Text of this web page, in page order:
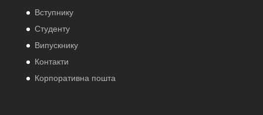
Вступнику
Студенту
Випускнику
Контакти
Корпоративна пошта